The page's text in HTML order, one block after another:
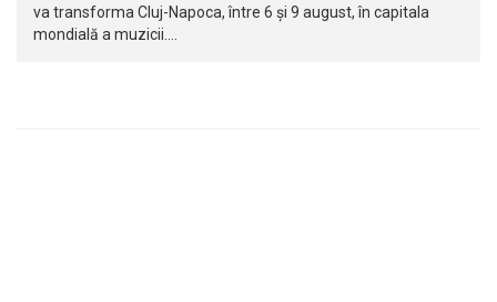
va transforma Cluj-Napoca, între 6 și 9 august, în capitala
mondială a muzicii.…